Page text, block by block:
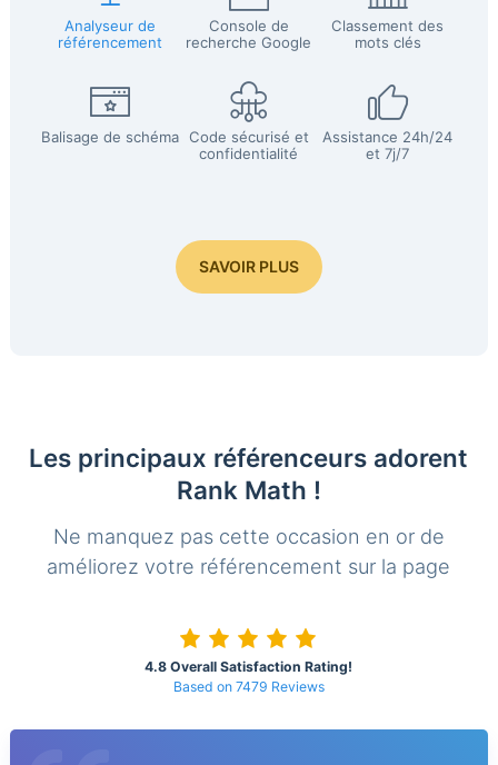
Analyseur de
référencement
Console de
recherche Google
Classement des
mots clés
Balisage de schéma Code sécurisé et
confidentialité
Assistance 24h/24
et 7j/7
SAVOIR PLUS
Les principaux référenceurs adorent
Rank Math !
Ne manquez pas cette occasion en or de
améliorez votre référencement sur la page
4.8 Overall Satisfaction Rating!
Based on 7479 Reviews